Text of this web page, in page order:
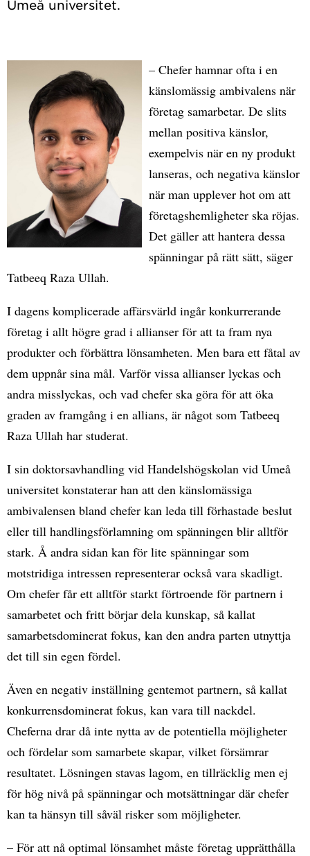
– Chefer hamnar ofta i en
känslomässig ambivalens när
företag samarbetar. De slits
mellan positiva känslor,
exempelvis när en ny produkt
lanseras, och negativa känslor
när man upplever hot om att
företagshemligheter ska röjas.
Det gäller att hantera dessa
spänningar på rätt sätt, säger
Tatbeeq Raza Ullah.
I dagens komplicerade affärsvärld ingår konkurrerande
företag i allt högre grad i allianser för att ta fram nya
produkter och förbättra lönsamheten. Men bara ett fåtal av
dem uppnår sina mål. Varför vissa allianser lyckas och
andra misslyckas, och vad chefer ska göra för att öka
graden av framgång i en allians, är något som Tatbeeq
Raza Ullah har studerat.
I sin doktorsavhandling vid Handelshögskolan vid Umeå
universitet konstaterar han att den känslomässiga
ambivalensen bland chefer kan leda till förhastade beslut
eller till handlingsförlamning om spänningen blir alltför
stark. Å andra sidan kan för lite spänningar som
motstridiga intressen representerar också vara skadligt.
Om chefer får ett alltför starkt förtroende för partnern i
samarbetet och fritt börjar dela kunskap, så kallat
samarbetsdominerat fokus, kan den andra parten utnyttja
det till sin egen fördel.
Även en negativ inställning gentemot partnern, så kallat
konkurrensdominerat fokus, kan vara till nackdel.
Cheferna drar då inte nytta av de potentiella möjligheter
och fördelar som samarbete skapar, vilket försämrar
resultatet. Lösningen stavas lagom, en tillräcklig men ej
för hög nivå på spänningar och motsättningar där chefer
kan ta hänsyn till såväl risker som möjligheter.
– För att nå optimal lönsamhet måste företag upprätthålla